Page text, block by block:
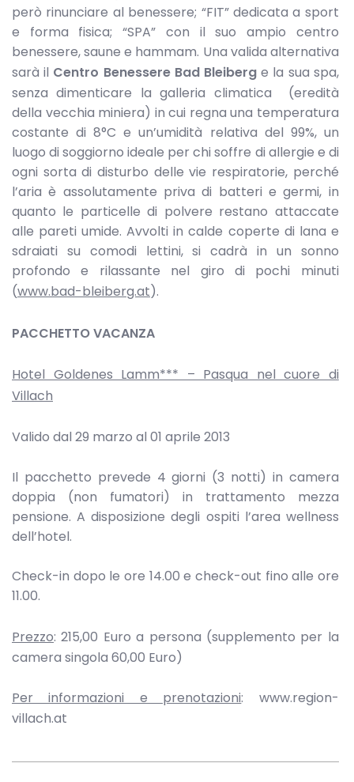
però rinunciare al benessere; “FIT” dedicata a sport
e forma fisica; “SPA” con il suo ampio centro
benessere, saune e hammam. Una valida alternativa
sarà il Centro Benessere Bad Bleiberge la sua spa,
senza dimenticare la galleria climatica (eredità
della vecchia miniera) in cui regna una temperatura
costante di 8°C e un’umidità relativa del 99%, un
luogo di soggiorno ideale per chi soffre di allergie e di
ogni sorta di disturbo delle vie respiratorie, perché
l’aria è assolutamente priva di batteri e germi, in
quanto le particelle di polvere restano attaccate
alle pareti umide. Avvolti in calde coperte di lana e
sdraiati su comodi lettini, si cadrà in un sonno
profondo e rilassante nel giro di pochi minuti
(www.bad-bleiberg.at).
PACCHETTO VACANZA
Hotel Goldenes Lamm*** – Pasqua nel cuore di
Villach
Valido dal 29 marzo al 01 aprile 2013
Il pacchetto prevede 4 giorni (3 notti) in camera
doppia (non fumatori) in trattamento mezza
pensione. A disposizione degli ospiti l’area wellness
dell’hotel.
Check-in dopo le ore 14.00 e check-out fino alle ore
11.00.
Prezzo: 215,00 Euro a persona (supplemento per la
camera singola 60,00 Euro)
Per informazioni e prenotazioni: www.region-
villach.at